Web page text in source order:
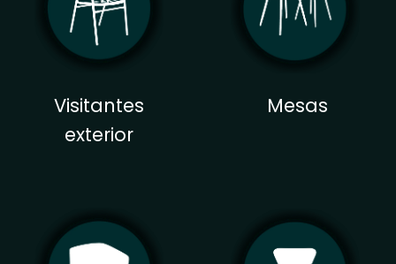
Visitantes
exterior
Mesas